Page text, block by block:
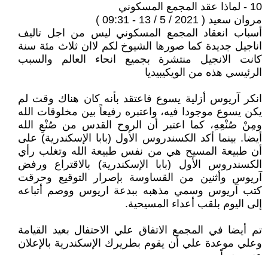
10 - لماذا عقد المجمع المسكوني
مروان سعيد ( 2021 / 5 / 13 - 09:31 )
أسباب انعقاد المجمع المسكوني ليس من اجل تاليف
اناجيل جديدة كما صورها الشيوخ لكم لاان ثلاث مئة سنة
كانت الانجيل منتشرة بجميع انحاء العالم والسبب
الرئيسي هذه من الويكيبيديا
انكر آريوس أزلية يسوع فاعتقد بأنه كان هناك وقت لم
يكن يسوع موجودا فيه، واعتبره رفيعاً بين مخلوقات الله
ومِنْ صُنْعِهِ، كما اعتبر أن الروح القدس من صُنْعِ الله
أيضا. بينما أكد الكسندروس الأول (بابا الإسكندرية) على
أن طبيعة المسيح هي من نفس طبيعة الله وتغلب رأي
الكسندروس الأول (بابا الإسكندرية) بالاقتراع ورفض
آريوس وأثنين من القساوسة بإصرار التوقيع وحرقت
كتب آريوس وسمي مذهبه ببدعة اريوس ووصم أتباعه
إلى اليوم بلقب أعداء المسيحية.
تم أيضا في المجمع الاتفاق علي الاحتفال بعيد القيامة
وعلي موعدة علي أن يقوم بطريرك الإسكندرية بالإعلان